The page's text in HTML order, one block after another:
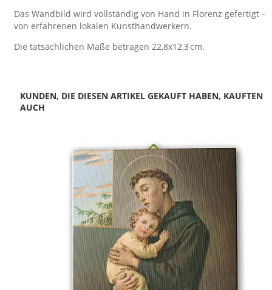
Das Wandbild wird vollständig von Hand in Florenz gefertigt –
von erfahrenen lokalen Kunsthandwerkern.
Die tatsächlichen Maße betragen 22,8x12,3 cm.
KUNDEN, DIE DIESEN ARTIKEL GEKAUFT HABEN, KAUFTEN
AUCH